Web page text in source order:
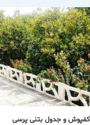
کفپوش و جدول بتنی پرسی